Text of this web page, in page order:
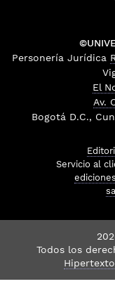
Personería Jurídica
El
Av.
Bogotá D.C.,
Servicio al
Todos los